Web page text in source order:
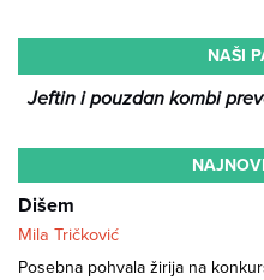
NAŠI
Jeftin i pouzdan kombi
Dišem
Mila Tričković
Posebna pohvala žirija na